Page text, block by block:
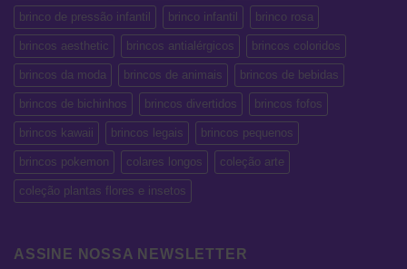
brinco de pressão infantil brinco infantil brinco rosa
brincos aesthetic brincos antialérgicos brincos coloridos
brincos da moda brincos de animais brincos de bebidas
brincos de bichinhos brincos divertidos brincos fofos
brincos kawaii brincos legais brincos pequenos
brincos pokemon colares longos coleção arte
coleção plantas flores e insetos
ASSINE NOSSA NEWSLETTER